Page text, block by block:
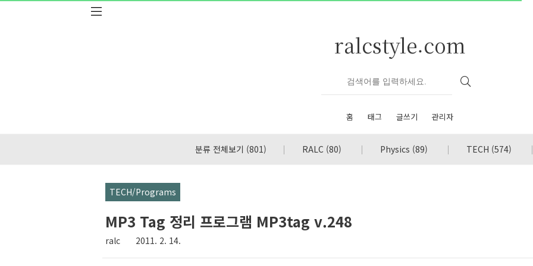
본문 바로가기
ralcstyle.com
홈 태그 글쓰기 관리자
분류 전체보기 (801) RALC (80) Physics (89) TECH (574)
TECH/Programs
MP3 Tag 정리 프로그램 MP3tag v.248
ralc 2011. 2. 14.